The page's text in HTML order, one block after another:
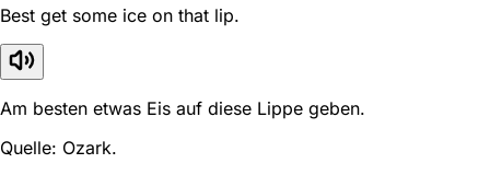
Best get some ice on that lip.
Am besten etwas Eis auf diese Lippe geben.
Quelle: Ozark.